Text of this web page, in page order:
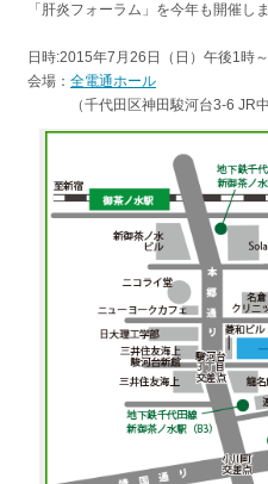
「肝炎フォーラム」を今年も開催し
日時:2015年7月26日（日）午後1時
会場： 全電通ホール
（千代田区神田駿河台3-6 JR中